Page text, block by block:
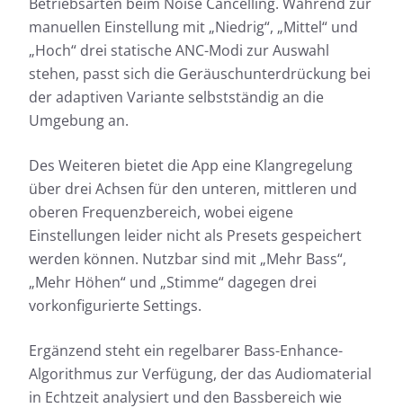
manuellen Einstellung mit „Niedrig“, „Mittel“ und
„Hoch“ drei statische ANC-Modi zur Auswahl
stehen, passt sich die Geräuschunterdrückung bei
der adaptiven Variante selbstständig an die
Umgebung an.
Des Weiteren bietet die App eine Klangregelung
über drei Achsen für den unteren, mittleren und
oberen Frequenzbereich, wobei eigene
Einstellungen leider nicht als Presets gespeichert
werden können. Nutzbar sind mit „Mehr Bass“,
„Mehr Höhen“ und „Stimme“ dagegen drei
vorkonfigurierte Settings.
Ergänzend steht ein regelbarer Bass-Enhance-
Algorithmus zur Verfügung, der das Audiomaterial
in Echtzeit analysiert und den Bassbereich wie